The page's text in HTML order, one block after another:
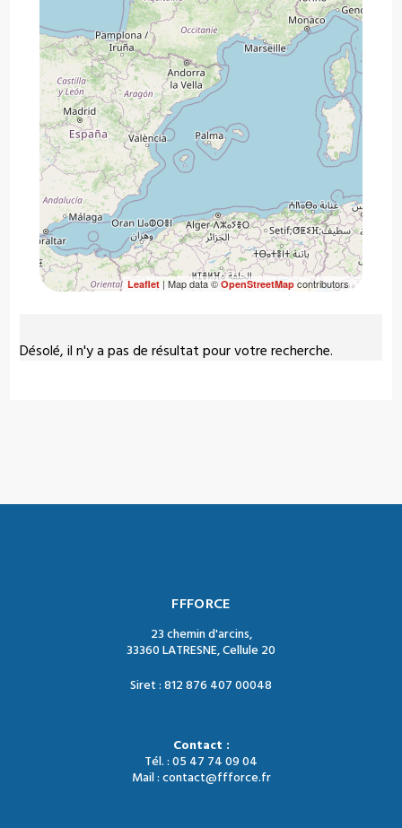
Désolé, il n'y a pas de résultat pour votre recherche.
Leaflet| Map data ©OpenStreetMapcontributors
FFFORCE
23 chemin d'arcins,
33360 LATRESNE, Cellule 20
Siret : 812 876 407 00048
Contact :
Tél. : 05 47 74 09 04
Mail : contact@ffforce.fr